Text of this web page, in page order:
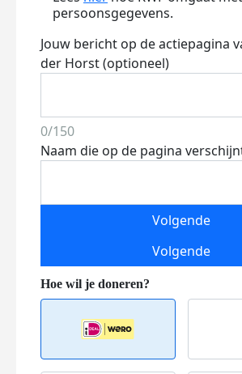
persoonsgegevens.
Jouw bericht op de actiepagina
der Horst (optioneel)
0/150
Naam die op de pagina
Volgende
Volgende